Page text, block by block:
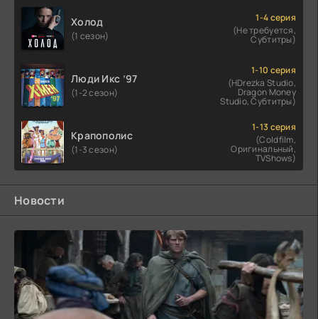
Холод
(1 сезон)
1-4 серия
(Не требуется,
Субтитры)
Люди Икс ’97
(1-2 сезон)
1-10 серия
(HDrezka Studio,
Dragon Money
Studio, Субтитры)
Крапополис
(1-3 сезон)
1-13 серия
(Coldfilm,
Оригинальный,
TVShows)
Новости